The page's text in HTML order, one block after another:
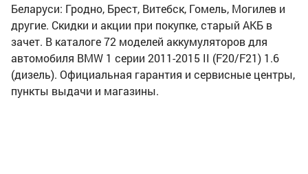
Беларуси: Гродно, Брест, Витебск, Гомель, Могилев и
другие. Скидки и акции при покупке, старый АКБ в
зачет. В каталоге 72 моделей аккумуляторов для
автомобиля BMW 1 серии 2011-2015 II (F20/F21) 1.6
(дизель). Официальная гарантия и сервисные центры,
пункты выдачи и магазины.